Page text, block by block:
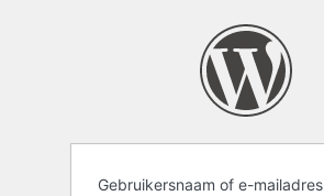
Gebruikersnaam of e-mailadres